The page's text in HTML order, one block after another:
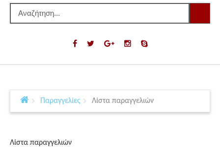
Παραγγελίες Λίστα παραγγελιών
Λίστα παραγγελιών